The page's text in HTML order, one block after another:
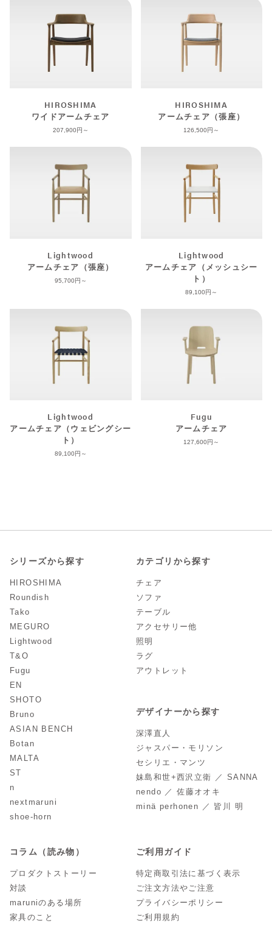
HIROSHIMA
ワイドアームチェア
207,900
HIROSHIMA
アームチェア（張座）
126,500
Lightwood
アームチェア（張座）
95,700
Lightwood
アームチェア（メッシュシー
ト）
89,100
Lightwood
アームチェア（ウェビングシー
ト）
89,100
Fugu
アームチェア
127,600
シリーズから探す
HIROSHIMA
Roundish
Tako
MEGURO
Lightwood
T&O
Fugu
EN
SHOTO
Bruno
ASIAN BENCH
Botan
MALTA
ST
n
nextmaruni
shoe-horn
カテゴリから探す
チェア
ソファ
テーブル
アクセサリー他
照明
ラグ
アウトレット
デザイナーから探す
深澤直人
ジャスパー・モリソン
セシリエ・マンツ
妹島和世+西沢立衛 ／ SANNA
nendo ／ 佐藤オオキ
minä perhonen ／ 皆川 明
コラム（読み物）
プロダクトストーリー
対談
maruniのある場所
家具のこと
ご利用ガイド
特定商取引法に基づく表示
ご注文方法やご注意
プライバシーポリシー
ご利用規約